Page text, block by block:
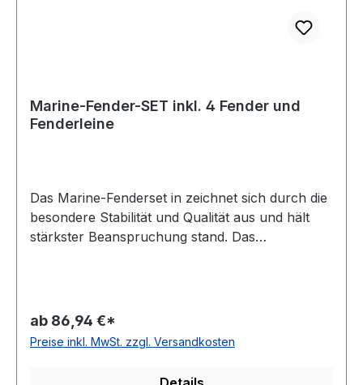
Marine-Fender-SET inkl. 4 Fender und
Fenderleine
Das Marine-Fenderset in zeichnet sich durch die
besondere Stabilität und Qualität aus und hält
stärkster Beanspruchung stand. Das
Bootes. Durch ein spezielles
Fertigungsverfahren entstehen beim
Bootsfender keine Schwachpunkte wie
ab 86,94 €*
Preise inkl. MwSt. zzgl. Versandkosten